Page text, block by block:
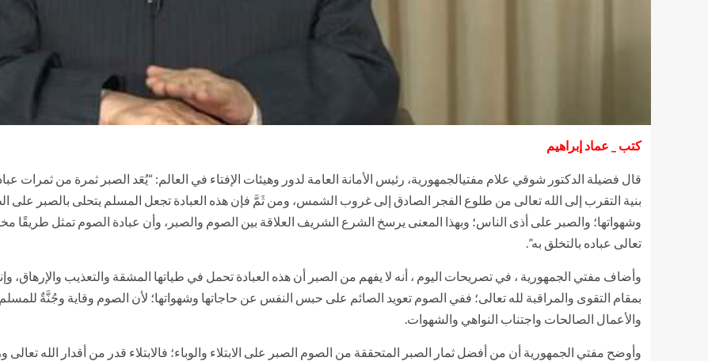
كتب _ عماد إبراهيم
قال فضيلة الدكتور شوقي علام مفتيالجمهورية، رئيس الأمانة العامة لدور وهيئات الإفتاء في العالم: “يُعَد الصبر ثمرة من ثمرات
بنية التقرب إلى الله تعالى من طلوع الفجر الصادق إلى غروب الشمس، ومن ثَمَّ فإن هذه العبادة تجعل المسلم يتحلى بالصبر
وشهواتها؛ والصبر على أذى الناس؛ وبهذا المعنى يرسخ الشرع الشريف العلاقة بين الصوم والصبر، وأن عبادة الصوم تمثل طريقًا
تعالى عباده بالتخلق به”.
وأضاف مفتي الجمهورية ، في تصريحات اليوم ، أنه لا يفهم من الصبر أن هذه العبادة تحمل في طياتها المشقة والتعذيب والإرهاق،
بمقام التقوى والمراقبة لله تعالى؛ ففي الصوم تعويد الصائم على حبس النفس عن حاجاتها وشهواتها؛ لأن الصوم وقاية وجُنَّةٌ
والأعمال الصالحات واجتناب النواهي والشهوات.
وأوضح مفتي الجمهورية أن من أفضل ثمار الصبر المتحققة من الصوم الصبر على الابتلاء والوباء؛ فالابتلاء قدر من أقدار الله